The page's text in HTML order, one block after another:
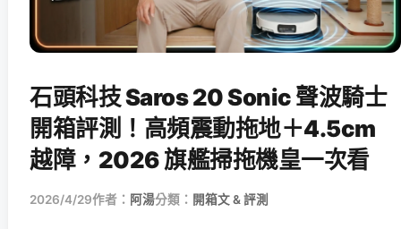
石頭科技 Saros 20 Sonic 聲波騎士
開箱評測！高頻震動拖地＋4.5cm
越障，2026 旗艦掃拖機皇一次看
2026/4/29作者： 阿湯分類： 開箱文 & 評測